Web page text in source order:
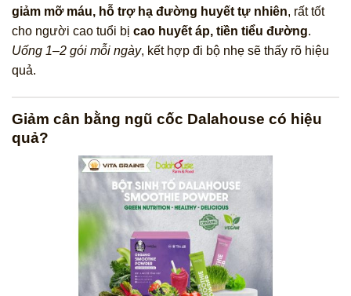
giảm mỡ máu, hỗ trợ hạ đường huyết tự nhiên, rất tốt
cho người cao tuổi bị cao huyết áp, tiền tiểu đường.
Uống 1–2 gói mỗi ngày, kết hợp đi bộ nhẹ sẽ thấy rõ hiệu
quả.
Giảm cân bằng ngũ cốc Dalahouse có hiệu
quả?